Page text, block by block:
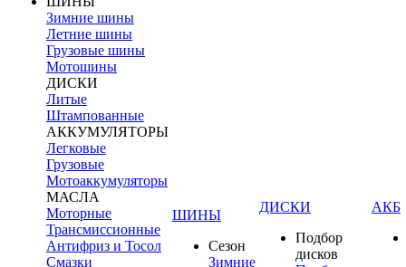
Зимние шины
Летние шины
Грузовые шины
Мотошины
ДИСКИ
Литые
Штампованные
АККУМУЛЯТОРЫ
Легковые
Грузовые
Мотоаккумуляторы
МАСЛА
Моторные
Трансмиссионные
Антифриз и Тосол
Смазки
ШИНЫ
Сезон
Зимние
ДИСКИ
Подбор
дисков
АКБ